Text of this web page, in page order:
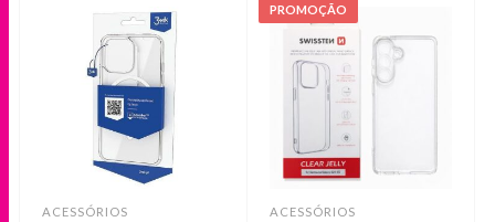
ACESSÓRIOS
PROMOÇÃO
ACESSÓRIOS